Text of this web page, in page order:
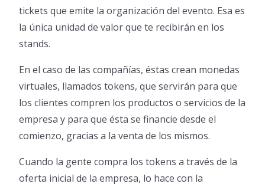
tickets que emite la organización del evento. Esa es
la única unidad de valor que te recibirán en los
stands.
En el caso de las compañías, éstas crean monedas
virtuales, llamados tokens, que servirán para que
los clientes compren los productos o servicios de la
empresa y para que ésta se financie desde el
comienzo, gracias a la venta de los mismos.
Cuando la gente compra los tokens a través de la
oferta inicial de la empresa, lo hace con la